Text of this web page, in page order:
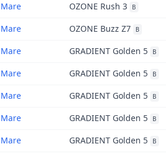
OZONE Rush 3 B
OZONE Buzz Z7 B
GRADIENT Golden 5 B
GRADIENT Golden 5 B
GRADIENT Golden 5 B
GRADIENT Golden 5 B
GRADIENT Golden 5 B